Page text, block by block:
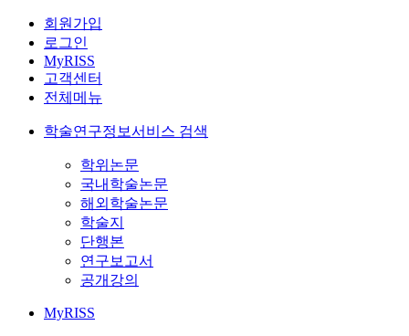
회원가입
로그인
MyRISS
고객센터
전체메뉴
학술연구정보서비스 검색
학위논문
국내학술논문
해외학술논문
학술지
단행본
연구보고서
공개강의
MyRISS